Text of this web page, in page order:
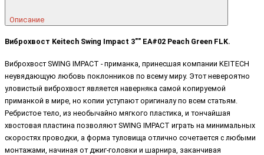
Описание
Виброхвост Keitech Swing Impact 3"" EA#02 Peach Green FLK.
Виброхвост SWING IMPACT - приманка, принесшая компании KEITECH
неувядающую любовь поклонников по всему миру. Этот невероятно
уловистый виброхвост является наверняка самой копируемой
приманкой в мире, но копии уступают оригиналу по всем статьям.
Ребристое тело, из необычайно мягкого пластика, и тончайшая
хвостовая пластина позволяют SWING IMPACT играть на минимальных
скоростях проводки, а форма туловища отлично сочетается с любыми
монтажами, начиная от джиг-головки и шарнира, заканчивая